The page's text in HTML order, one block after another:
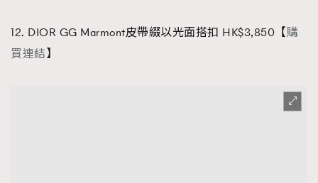
12. DIOR GG Marmont皮帶綴以光面搭扣 HK$3,850【購
買連結】